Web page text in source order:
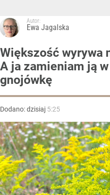
Autor:
Ewa Jagalska
Większość wyrywa
A ja zamieniam ją
gnojówkę
Dodano:dzisiaj 5:25